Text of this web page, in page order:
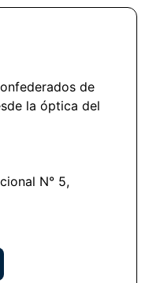
de
la óptica del
N° 5,